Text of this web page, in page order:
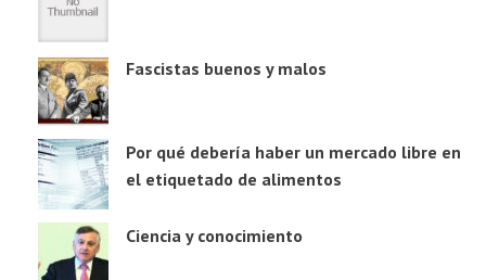
Fascistas buenos y malos
Por qué debería haber un mercado libre en
el etiquetado de alimentos
Ciencia y conocimiento